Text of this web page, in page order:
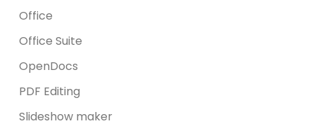
Office
Office Suite
OpenDocs
PDF Editing
Slideshow maker